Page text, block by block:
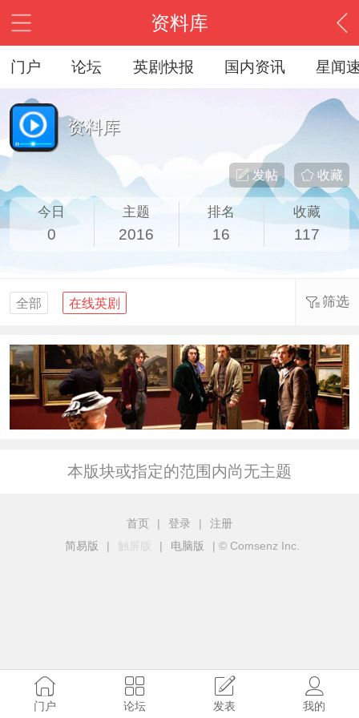
资料库
门户 论坛 英剧快报 国内资讯 星闻
资料库
收藏
发帖
今日
0
主题
2016
排名
16
收藏
117
全部 在线英剧 筛选
本版块或指定的范围内尚无主题
首页 | 登录 |
注册
简易版
| 触屏版 | 电脑版 | © Comsenz Inc.
门户 论坛 发表 我的